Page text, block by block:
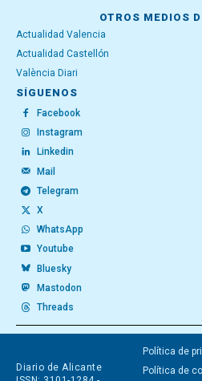
OTROS MEDIOS
Actualidad Valencia
Actualidad Castellón
València Diari
SÍGUENOS
Facebook
Instagram
Linkedin
Mail
Telegram
X
WhatsApp
Youtube
Bluesky
Mastodon
Threads
Diario de Alicante
Política de
Política de